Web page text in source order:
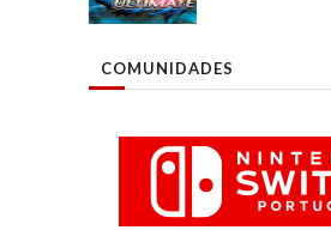
COMUNIDADES